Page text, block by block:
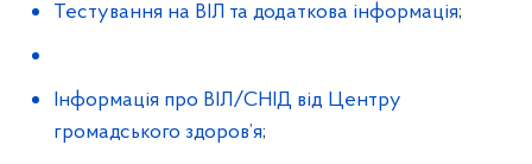
Тестування на ВІЛ та додаткова інформація;
Інформація про ВІЛ/СНІД від Центру
громадського здоров’я;